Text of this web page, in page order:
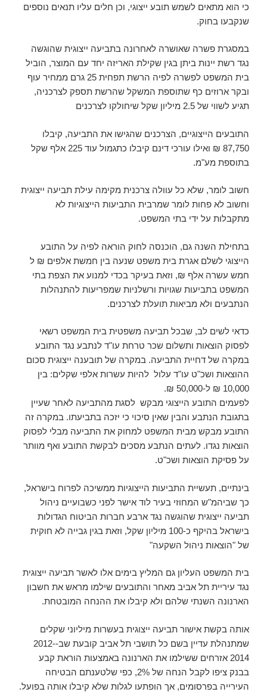
כי הוא מתאים לשמש תובע ייצוגי, וכן חלים עליו תנאים נוספים
שנקבעו בחוק.
במסגרת פשרה שאושרה לאחרונה בתביעה ייצוגית שהוגשה
נגד רשת יינות ביתן בגין שקילת האריזה יחד עם המוצר, הוביל
בית המשפט לפשרה לפיה הרשת תפחית 25 גרם ממחיר עוף
ובקר ארוזים כף שתוספת המשקל שהרשת תספק לצרכניה,
תגיע לשווי של 2.5 מיליון שקל שיחולקו לצרכנים
התובעים הייצוגיים, הצרכנים שהגישו את התביעה, קיבלו
87,750 ₪ ואילו עורכי דינם קיבלו כתגמול עוד 225 אלף שקל
בתוספת מע"מ.
חשוב לומר, שלא כל עוולה צרכנית מקימה עילת תביעה ייצוגית
וחשוב לא פחות לומר שמרבית התביעות הייצוגיות לא
מתקבלות על ידי בתי המשפט.
בתחילת השנה גם, הוכנסה לחוק הוראה לפיה על התובע
הייצוגי לשלם אגרת בית משפט שנעה בין חמשת אלפים ₪ ל
חמש עשרה אלף ₪, וזאת בעיקר בכדי למנוע את הצפת בתי
המשפט בתביעות שגויות ורשלניות שמפריעות להתנהלות
הנתבעים ולא מביאות תועלת לצרכנים.
כדאי לשים לב, שבכל תביעה משפטית בית המשפט רשאי
לפסוק הוצאות ותשלום שכר טרחת עו"ד לנתבע נגד התובע
במקרה של דחיית התביעה. במקרה של תובענה ייצוגית סכום
ההוצאות ושכ"ט עו"ד עלול להיות עשרות אלפי שקלים: בין
10,000 ₪ ל-50,000 ₪.
לפעמים התובע הייצוגי מבקש לסגת מהתביעה לאחר שעיין
בתגובת הנתבע והבין שאין סיכוי כי יזכה בתביעתו. במקרה זה
התובע מבקש מבית המשפט למחוק את התביעה מבלי לפסוק
הוצאות נגדו. לעתים הנתבע מסכים לבקשת התובע ואף מוותר
על פסיקת הוצאות ושכ"ט.
בינתיים, תעשיית התביעות הייצוגיות ממשיכה לפרוח בישראל,
כך שביהמ"ש המחוזי בעיר לוד אישר לפני כשבועיים ניהול
תביעה ייצוגית שהוגשה נגד ארבע חברות הביטוח הגדולות
בישראל בהיקף כ-100 מיליון שקל, וזאת בגין גבייה לא חוקית
של "הוצאות ניהול השקעה"
בית המשפט העליון גם המליץ בימים אלו לאשר תביעה ייצוגית
נגד עיריית תל אביב מאחר והתובעים שילמו מראש את חשבון
הארנונה השנתי שלהם ולא קיבלו את ההנחה המובטחת.
אותה בקשת אישור תביעה ייצוגית בעשרות מיליוני שקלים
שמתנהלת עדיין בשם כל תושבי תל אביב קובעת שב-2012-
2014 אזרחים ששילמו את הארנונה באמצעות הוראת קבע
בבנק ציפו לקבל הנחה של 2%, כפי שלטענתם הבטיחה
העירייה בפרסומים, אך הופתעו לגלות שלא קיבלו אותה בפועל.